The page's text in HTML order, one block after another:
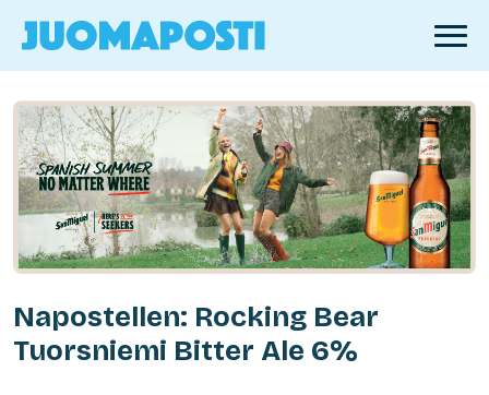
Napostellen: Rocking Bear
Tuorsniemi Bitter Ale 6%